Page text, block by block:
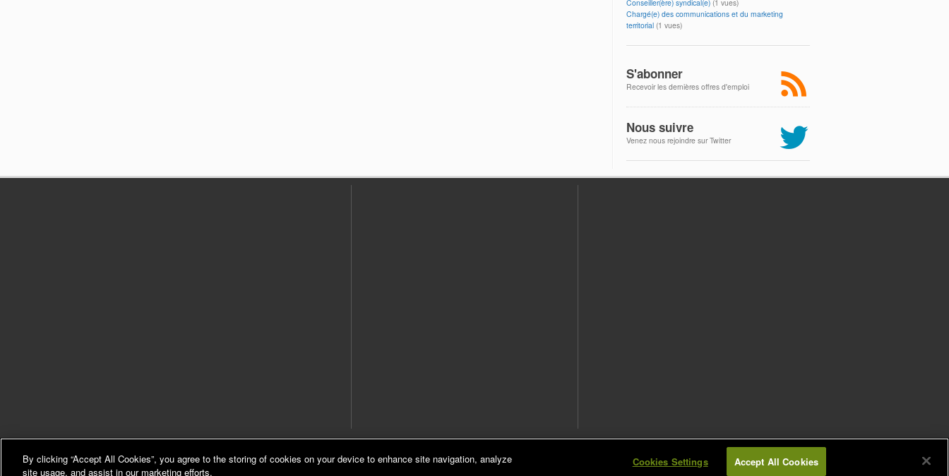
Conseiller(ère) syndical(e) (1 vues)
Chargé(e) des communications et du marketing
territorial (1 vues)
S'abonner
Recevoir les dernières offres d'emploi
Nous suivre
Venez nous rejoindre sur Twitter
JobRoller Theme- Propulsé parWordPress
By clicking “Accept All Cookies”, you agree to the storing of cookies on your device to enhance site navigation, analyze
site usage, and assist in our marketing efforts.
Cookies Settings Accept All Cookies